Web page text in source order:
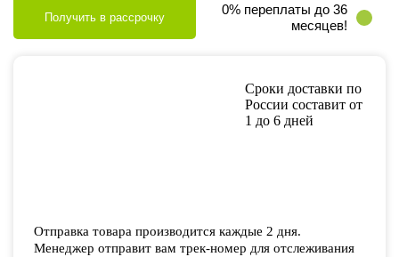
Получить в рассрочку
0% переплаты до 36
месяцев!
Сроки доставки по
России составит от
1 до 6 дней
Отправка товара производится каждые 2 дня.
Менеджер отправит вам трек-номер для отслеживания